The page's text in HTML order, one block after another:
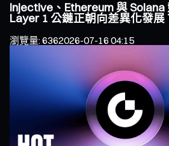
Injective、Ethereum 與 Solana
Layer 1 公鏈正朝向差異化發展
瀏覽量:6362026-07-16 04:15